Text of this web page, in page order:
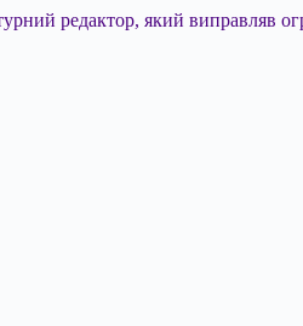
редактор, який виправляв